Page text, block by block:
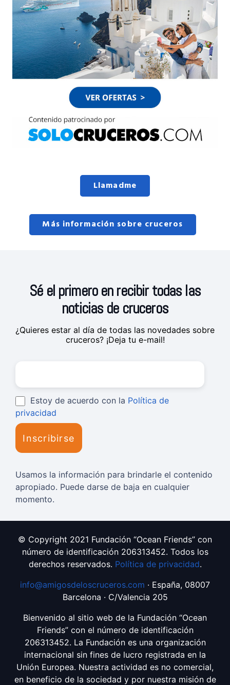
Llamadme
Más información sobre cruceros
Sé el primero en recibir todas las
noticias de cruceros
¿Quieres estar al día de todas las novedades sobre
cruceros? ¡Deja tu e-mail!
Estoy de acuerdo con la Política de
privacidad
Usamos la información para brindarle el contenido
apropiado. Puede darse de baja en cualquier
momento.
© Copyright 2021 Fundación “Ocean Friends” con
número de identificación 206313452. Todos los
derechos reservados. Política de privacidad.
info@amigosdeloscruceros.com · España, 08007
Barcelona · C/Valencia 205
Bienvenido al sitio web de la Fundación “Ocean
Friends” con el número de identificación
206313452. La Fundación es una organización
internacional sin fines de lucro registrada en la
Unión Europea. Nuestra actividad es no comercial,
en beneficio de la sociedad y por nuestra misión de